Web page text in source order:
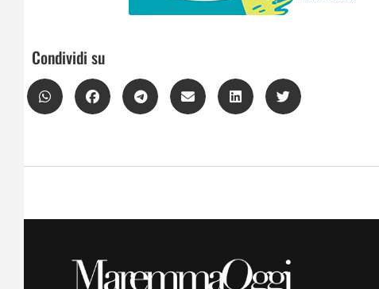
Condividi su